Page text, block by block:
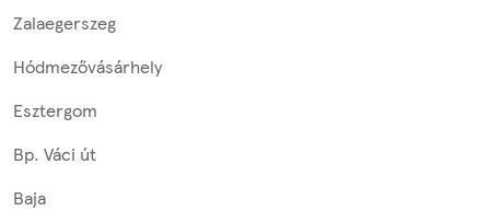
Zalaegerszeg
Hódmezővásárhely
Esztergom
Bp. Váci út
Baja